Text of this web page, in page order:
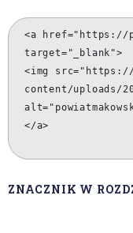
<a href="https://
target="_blank">
<img src="https://
content/uploads/
</a>
ZNACZNIK W